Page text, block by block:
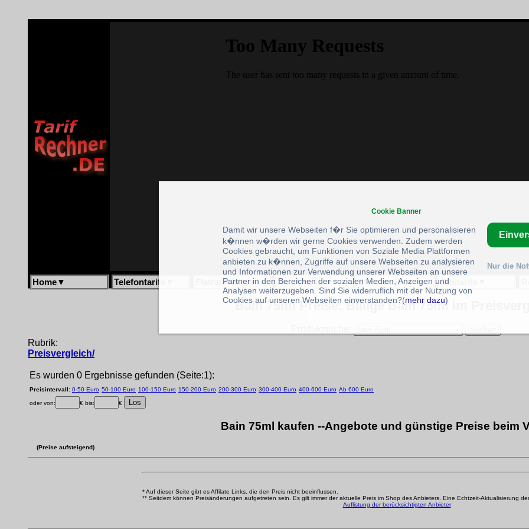
Home▼ Telefontarife Flatratetarife▼ Handytarife▼ Stromtarife▼ Gastarife
Bain 75ml Preise: Billige Bain 75ml im
Rubrik:
Preisvergleich/
Es wurden 0 Ergebnisse gefunden (Seite:1):
Preisintervall: 0-50 Euro 50-100 Euro 100-150 Euro 150-200 Euro 200-300 Euro 300-400 Euro 400-600 Euro Ab 600 Euro
oder von: € bis: €
Bain 75ml kaufen --Angebote und günstige Preise beim
(Preise aufsteigend)
* Auf dieser Seite gibt es Affilate Links, die den Preis nicht beeinflussen.
** Seitdem können Preisänderungen aufgetreten sein. Es gilt immer der aktuelle Preis im Shop des Anbieters. Eine Echtzeit-Aktualisierung
Auflistung der berücksichtigten Anbieter
Cookie Banner
Damit wir unsere Webseiten f�r Sie optimieren und personalisieren
k�nnen w�rden wir gerne Cookies verwenden. Zudem werden
Cookies gebraucht, um Funktionen von Soziale Media Plattformen
anbieten zu k�nnen, Zugriffe auf unsere Webseiten zu analysieren
und Informationen zur Verwendung unserer Webseiten an unsere
Partner in den Bereichen der sozialen Medien, Anzeigen und
Analysen weiterzugeben. Sind Sie widerruflich mit der Nutzung von
Cookies auf unseren Webseiten einverstanden?(mehr dazu)
Nur die